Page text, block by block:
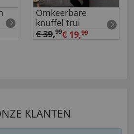
Omkeerbare
knuffel trui
€ 39,99€ 19,99
KLANTEN